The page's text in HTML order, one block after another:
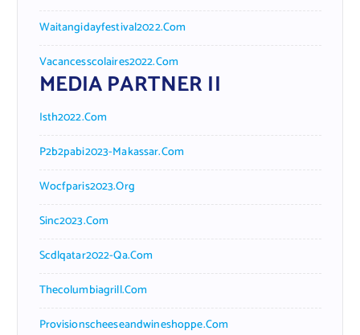
Waitangidayfestival2022.com
Vacancesscolaires2022.com
MEDIA PARTNER II
Isth2022.com
P2b2pabi2023-Makassar.com
Wocfparis2023.org
Sinc2023.com
Scdlqatar2022-Qa.com
Thecolumbiagrill.com
Provisionscheeseandwineshoppe.com